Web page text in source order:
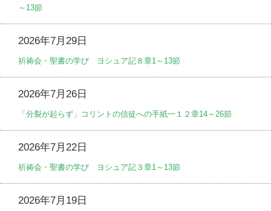
～13節
2026年7月29日
祈祷会・聖書の学び ヨシュア記８章1～13節
2026年7月26日
「分裂が起らず」コリントの信徒への手紙一１２章14～26節
2026年7月22日
祈祷会・聖書の学び ヨシュア記３章1～13節
2026年7月19日